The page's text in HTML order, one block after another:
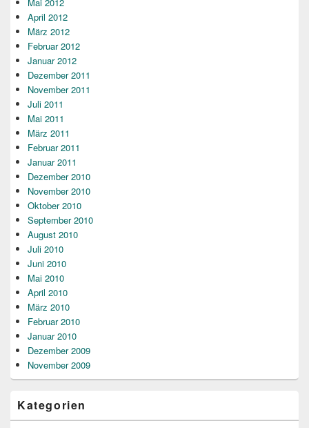
April 2012
März 2012
Februar 2012
Januar 2012
Dezember 2011
November 2011
Juli 2011
Mai 2011
März 2011
Februar 2011
Januar 2011
Dezember 2010
November 2010
Oktober 2010
September 2010
August 2010
Juli 2010
Juni 2010
Mai 2010
April 2010
März 2010
Februar 2010
Januar 2010
Dezember 2009
November 2009
Kategorien